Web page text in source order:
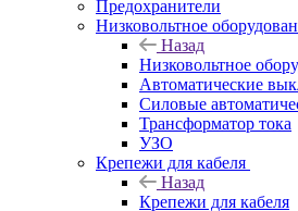
Предохранители
Низковольтное
Назад
Низковольтное
Автоматические
Силовые
Трансформатор тока
УЗО
Крепежи для кабеля
Назад
Крепежи для кабеля